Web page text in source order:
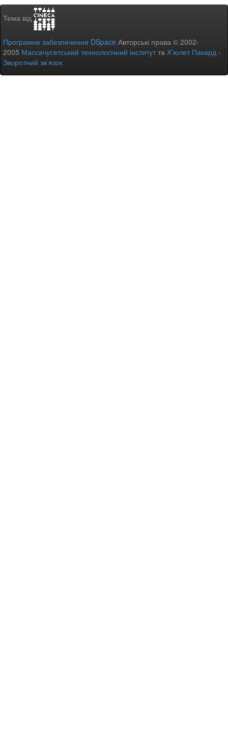
Тема від
Програмне забезпечення DSpace Авторські права © 2002-
2005 Массачусетський технологічний інститутта Х’юлет Пакард -
Зворотний зв’язок